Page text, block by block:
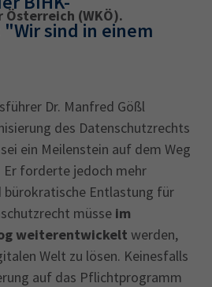
Log-in
Berichtsheft
AEVO
(WKÖ).
sind in einem
Dr. Manfred Gößl
des Datenschutzrechts
ein Meilenstein auf dem Weg
forderte jedoch mehr
bürokratische Entlastung für
müsse im
weiterentwickelt werden,
Welt zu lösen. Keinesfalls
auf das Pflichtprogramm